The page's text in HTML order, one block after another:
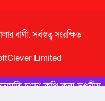
বাণী. সর্বস্বত্ব সংরক্ষিত
ছাড়া কপি করা দণ্ডনীয়